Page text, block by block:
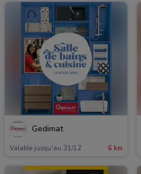
Gedimat
Valable jusqu'au 31/12 6 km